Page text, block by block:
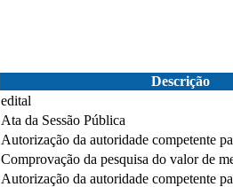
Descrição
edital
Ata da Sessão Pública
Autorização da autoridade competente
Comprovação da pesquisa do valor de
Autorização da autoridade competente